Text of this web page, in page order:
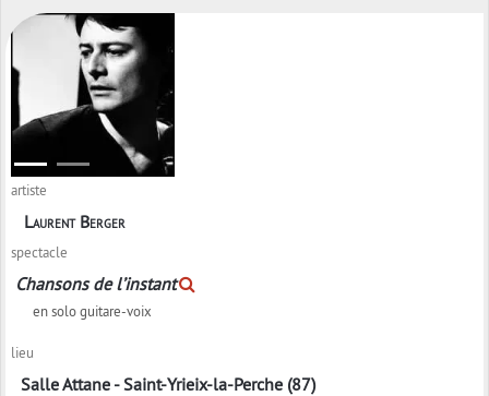
artiste
Laurent Berger
spectacle
Chansons de l’instant
en solo guitare-voix
lieu
Salle Attane - Saint-Yrieix-la-Perche (87)